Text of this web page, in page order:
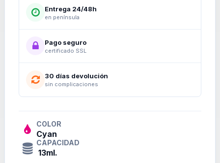
Entrega 24/48h
en península
Pago seguro
certificado SSL
30 días devolución
sin complicaciones
COLOR
Cyan
CAPACIDAD
13ml.